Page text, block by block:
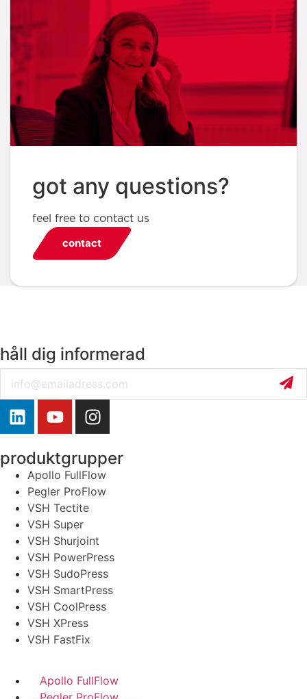
got any questions?
feel free to contact us
contact
håll dig informerad
produktgrupper
Apollo FullFlow
Pegler ProFlow
VSH Tectite
VSH Super
VSH Shurjoint
VSH PowerPress
VSH SudoPress
VSH SmartPress
VSH CoolPress
VSH XPress
VSH FastFix
Apollo FullFlow